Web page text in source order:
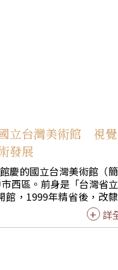
童樂園，從海中賽跑
的空間與結合特殊的
隨著水下載具共同探
，亦發現深海擁有許多珍貴的資
，這是原北部火力發
學及技術相關知識，
加工技術，提供保健、
螺造型的入口，即
生、與海相依的生活
是目前全台灣最大的
國立台灣美術館 視覺
發展
慶的國立台灣美術館（
西區。前身是「台灣省
館，1999年精省後，改
化部），並改為現在的名
詳